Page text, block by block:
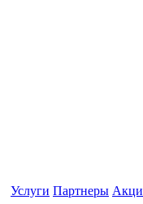
Услуги Партнеры